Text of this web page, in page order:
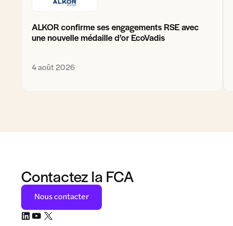
ALKOR confirme ses engagements RSE avec
une nouvelle médaille d’or EcoVadis
4 août 2026
Contactez la FCA
Nous contacter